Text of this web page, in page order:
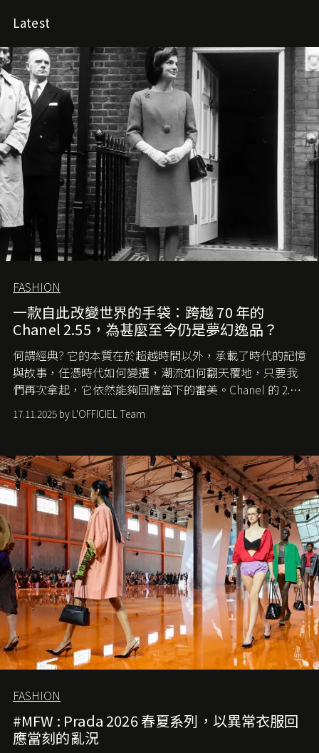
Latest
FASHION
一款自此改變世界的手袋：跨越 70 年的
Chanel 2.55，為甚麼至今仍是夢幻逸品？
何謂經典? 它的本質在於超越時間以外，承載了時代的記憶
與故事，任憑時代如何變遷，潮流如何翻天覆地，只要我
們再次拿起，它依然能夠回應當下的審美。Chanel 的 2.55
手袋更是這樣存在，自問世至今，一直有着舉足輕重的地
位。如果說每個女生的第一個夢想手袋是 Chanel，那 2.55
愛它的雋永與優雅。那麼這個手袋是怎麼誕生的呢？又為
甚麼取名叫 2.55 ？今天就由《L'Officiel HK》帶你穿越流金
歲月，回顧 2.55 的誕生故事。
17.11.2025 by L'OFFICIEL Team
FASHION
#MFW : Prada 2026 春夏系列，以異常衣服回
應當刻的亂況